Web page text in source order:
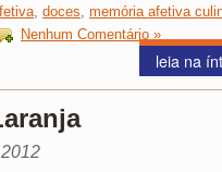
, doces, memória afetiva
Nenhum Comentário »
leia na